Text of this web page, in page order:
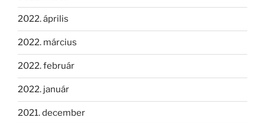
2022. április
2022. március
2022. február
2022. január
2021. december